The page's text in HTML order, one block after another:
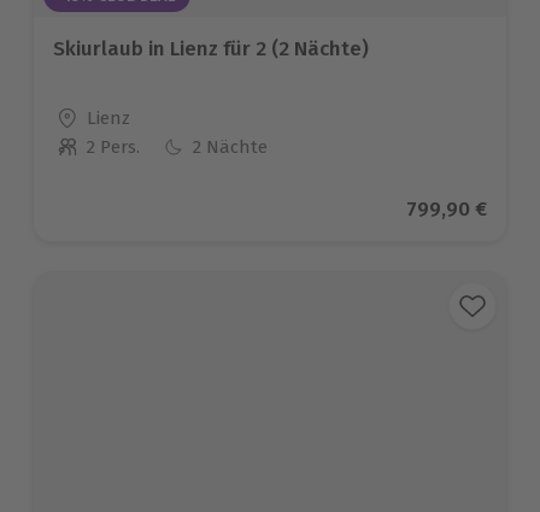
Skiurlaub in Lienz für 2 (2 Nächte)
Standort
Lienz
Anzahl der Teilnehmer
2 Pers. 2 Nächte
Aktueller
799,90 €